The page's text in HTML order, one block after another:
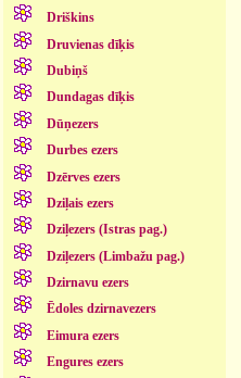
Driškins
Druvienas dīķis
Dubiņš
Dundagas dīķis
Dūņezers
Durbes ezers
Dzērves ezers
Dziļais ezers
Dziļezers (Istras pag.)
Dziļezers (Limbažu pag.)
Dzirnavu ezers
Ēdoles dzirnavezers
Eimura ezers
Engures ezers